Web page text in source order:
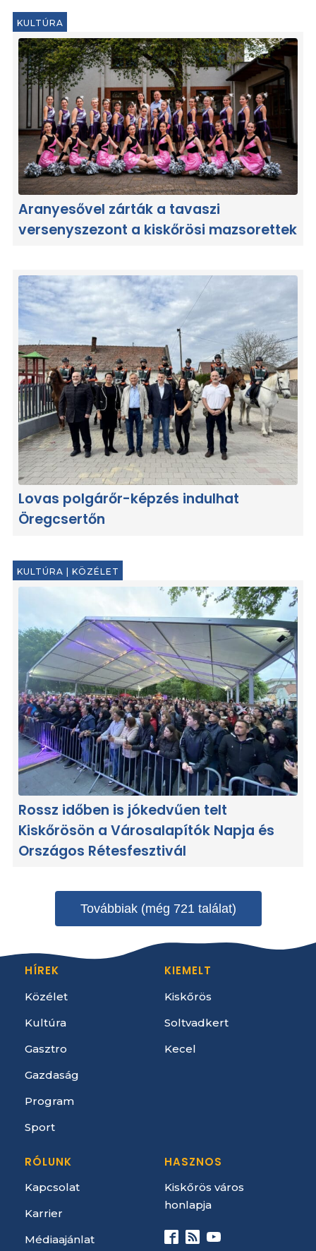
KULTÚRA
Aranyesővel zárták a tavaszi
versenyszezont a kiskőrösi mazsorettek
Lovas polgárőr-képzés indulhat
Öregcsertőn
KULTÚRA | KÖZÉLET
Rossz időben is jókedvűen telt
Kiskőrösön a Városalapítók Napja és
Országos Rétesfesztivál
Továbbiak (még 721 találat)
HÍREK
Közélet
Kultúra
Gasztro
Gazdaság
Program
Sport
KIEMELT
Kiskőrös
Soltvadkert
Kecel
RÓLUNK
Kapcsolat
Karrier
Médiaajánlat
HASZNOS
Kiskőrös város
honlapja